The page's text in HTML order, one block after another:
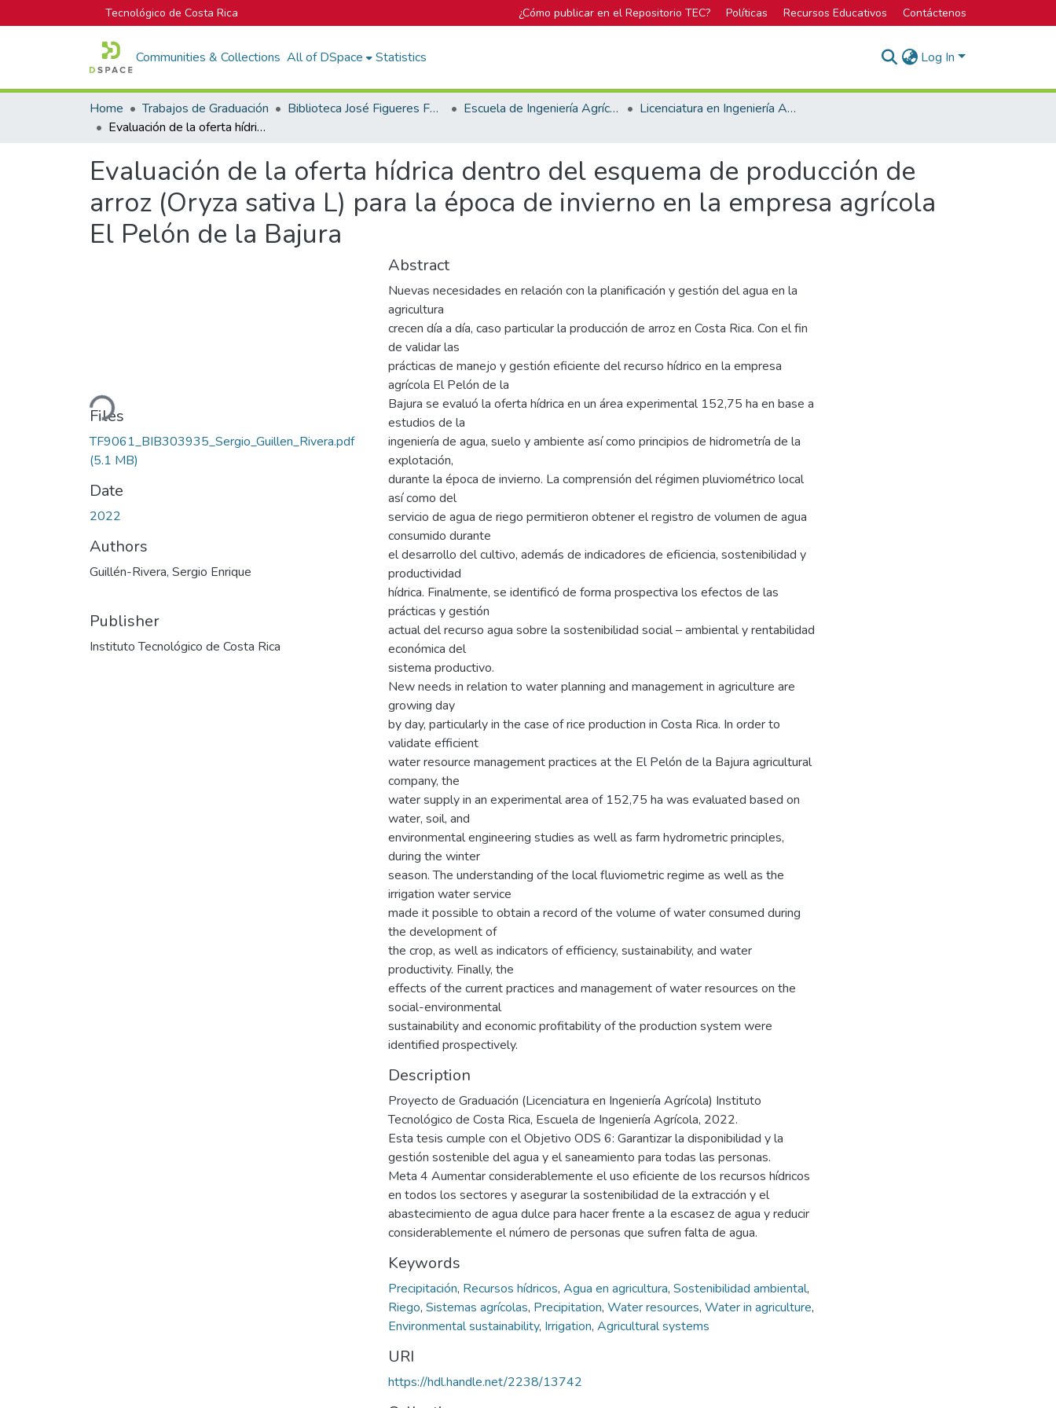
Tecnológico de Costa Rica ¿Cómo publicar en el Repositorio TEC? Políticas Recursos Educativos Contáctenos
Communities & Collections All of DSpace Statistics Log In
Home Trabajos de Graduación Biblioteca José Figueres Ferrer Escuela de Ingeniería Agrícola
Licenciatura en Ingeniería Agrícola
Evaluación de la oferta hídrica dentro del esquema de producción de arroz (Oryza sativa L) para la época de invierno en la empresa agrícola El Pelón de la Bajura
Evaluación de la oferta hídrica dentro del esquema de producción de
arroz (Oryza sativa L) para la época de invierno en la empresa agrícola
El Pelón de la Bajura
Loading...
Files
TF9061_BIB303935_Sergio_Guillen_Rivera.pdf
(5.1 MB)
Date
2022
Authors
Guillén-Rivera, Sergio Enrique
Publisher
Instituto Tecnológico de Costa Rica
Abstract
Nuevas necesidades en relación con la planificación y gestión del agua en la
agricultura
crecen día a día, caso particular la producción de arroz en Costa Rica. Con el fin
de validar las
prácticas de manejo y gestión eficiente del recurso hídrico en la empresa
agrícola El Pelón de la
Bajura se evaluó la oferta hídrica en un área experimental 152,75 ha en base a
estudios de la
ingeniería de agua, suelo y ambiente así como principios de hidrometría de la
explotación,
durante la época de invierno. La comprensión del régimen pluviométrico local
así como del
servicio de agua de riego permitieron obtener el registro de volumen de agua
consumido durante
el desarrollo del cultivo, además de indicadores de eficiencia, sostenibilidad y
productividad
hídrica. Finalmente, se identificó de forma prospectiva los efectos de las
prácticas y gestión
actual del recurso agua sobre la sostenibilidad social – ambiental y rentabilidad
económica del
sistema productivo.
New needs in relation to water planning and management in agriculture are
growing day
by day, particularly in the case of rice production in Costa Rica. In order to
validate efficient
water resource management practices at the El Pelón de la Bajura agricultural
company, the
water supply in an experimental area of 152,75 ha was evaluated based on
water, soil, and
environmental engineering studies as well as farm hydrometric principles,
during the winter
season. The understanding of the local fluviometric regime as well as the
irrigation water service
made it possible to obtain a record of the volume of water consumed during
the development of
the crop, as well as indicators of efficiency, sustainability, and water
productivity. Finally, the
effects of the current practices and management of water resources on the
social-environmental
sustainability and economic profitability of the production system were
identified prospectively.
Description
Proyecto de Graduación (Licenciatura en Ingeniería Agrícola) Instituto
Tecnológico de Costa Rica, Escuela de Ingeniería Agrícola, 2022.
Esta tesis cumple con el Objetivo ODS 6: Garantizar la disponibilidad y la
gestión sostenible del agua y el saneamiento para todas las personas.
Meta 4 Aumentar considerablemente el uso eficiente de los recursos hídricos
en todos los sectores y asegurar la sostenibilidad de la extracción y el
abastecimiento de agua dulce para hacer frente a la escasez de agua y reducir
considerablemente el número de personas que sufren falta de agua.
Keywords
Precipitación, Recursos hídricos, Agua en agricultura, Sostenibilidad ambiental,
Riego, Sistemas agrícolas, Precipitation, Water resources, Water in agriculture,
Environmental sustainability, Irrigation, Agricultural systems
URI
https://hdl.handle.net/2238/13742